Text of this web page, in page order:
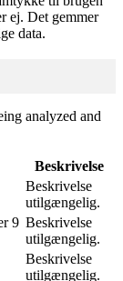
ej. Det gemmer
data.
analyzed and
Beskrivelse
Beskrivelse
utilgængelig.
9 Beskrivelse
utilgængelig.
Beskrivelse
utilgængelig.